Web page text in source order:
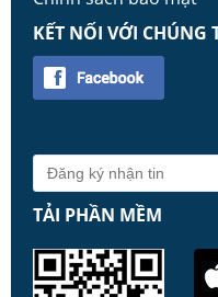
KẾT NỐI VỚI CHÚNG
TẢI PHẦN MỀM